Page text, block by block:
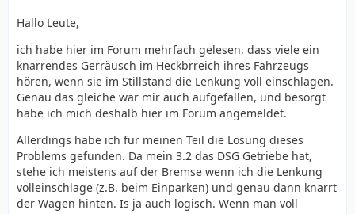
Hallo Leute,
ich habe hier im Forum mehrfach gelesen, dass viele ein
knarrendes Gerräusch im Heckbrreich ihres Fahrzeugs
hören, wenn sie im Stillstand die Lenkung voll einschlagen.
Genau das gleiche war mir auch aufgefallen, und besorgt
habe ich mich deshalb hier im Forum angemeldet.
Allerdings habe ich für meinen Teil die Lösung dieses
Problems gefunden. Da mein 3.2 das DSG Getriebe hat,
stehe ich meistens auf der Bremse wenn ich die Lenkung
volleinschlage (z.B. beim Einparken) und genau dann knarrt
der Wagen hinten. Is ja auch logisch. Wenn man voll